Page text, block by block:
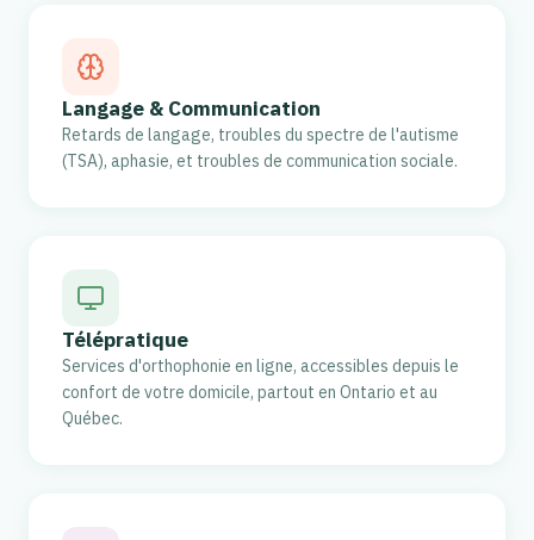
Langage & Communication
Retards de langage, troubles du spectre de l'autisme
(TSA), aphasie, et troubles de communication sociale.
Télépratique
Services d'orthophonie en ligne, accessibles depuis le
confort de votre domicile, partout en Ontario et au
Québec.